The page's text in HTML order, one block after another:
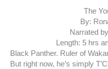
The
By:
Narrated
Length: 5 hrs
Black Panther. Ruler of
But right now, he’s simply